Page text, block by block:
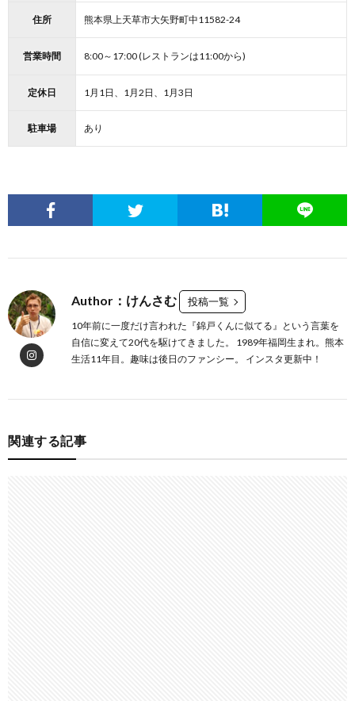
住所 熊本県上天草市大矢野町中11582-24
営業時間 8:00～17:00 (レストランは11:00から)
定休日 1月1日、1月2日、1月3日
駐車場 あり
Author：けんさむ 投稿一覧
10年前に一度だけ言われた『錦戸くんに似てる』という言葉を
自信に変えて20代を駆けてきました。 1989年福岡生まれ。熊本
生活11年目。趣味は後日のファンシー。 インスタ更新中！
関連する記事